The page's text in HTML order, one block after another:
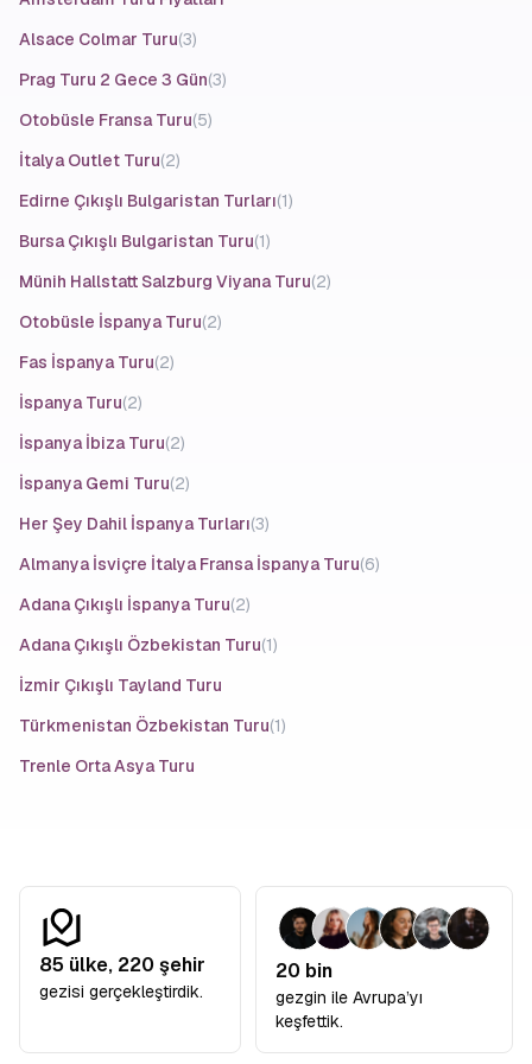
listesinde yer alan şehirleriyle görsel bir şölen sunar.
Dar sokaklarda yürüyüşler yapabilir, nefes kesen
koylarda denize girebilir ve yerel mutfakların tadını
Bu güzergahEn Ucuz Vizesiz Balkan Turları
seyahat edilebilir. Aynı zamanda bu tur,
Turuarayışında olanlar için kapsamlı ve ekonomik bir
şeridini keşfetmek, doğa ve tarihin iç içe geçtiği
unutulmaz bir maceraya balayı çiftlerini davet eder.
Avrupa Rüyası ile bu eşsiz Balkan rotalarını güvenle ve
Alsace Colmar Turu(3)
Prag Turu 2 Gece 3 Gün(3)
Otobüsle Fransa Turu(5)
İtalya Outlet Turu(2)
Edirne Çıkışlı Bulgaristan Turları(1)
Bursa Çıkışlı Bulgaristan Turu(1)
Münih Hallstatt Salzburg Viyana Turu(2)
Otobüsle İspanya Turu(2)
Fas İspanya Turu(2)
İspanya Turu(2)
İspanya İbiza Turu(2)
İspanya Gemi Turu(2)
Her Şey Dahil İspanya Turları(3)
Almanya İsviçre İtalya Fransa İspanya Turu(6)
Adana Çıkışlı İspanya Turu(2)
Adana Çıkışlı Özbekistan Turu(1)
İzmir Çıkışlı Tayland Turu
Türkmenistan Özbekistan Turu(1)
Trenle Orta Asya Turu
85 ülke, 220 şehir
gezisi gerçekleştirdik.
20 bin
gezgin ile Avrupa’yı
keşfettik.